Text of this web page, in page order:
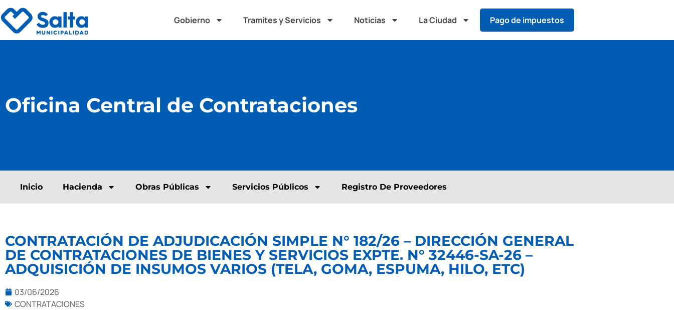
Gobierno Tramites y Servicios Noticias La Ciudad Pago de impuestos
Oficina Central de Contrataciones
Inicio Hacienda Obras Públicas Servicios Públicos Registro De Proveedores
CONTRATACIÓN DE ADJUDICACIÓN SIMPLE N° 182/26 – DIRECCIÓN GENERAL
DE CONTRATACIONES DE BIENES Y SERVICIOS EXPTE. N° 32446-SA-26 –
ADQUISICIÓN DE INSUMOS VARIOS (TELA, GOMA, ESPUMA, HILO, ETC)
03/06/2026
CONTRATACIONES